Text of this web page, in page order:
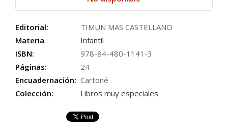
Editorial:
TIMUN MAS CASTELLANO
Materia
Infantil
ISBN:
978-84-480-1141-3
Páginas:
24
Encuadernación: Cartoné
Colección:
Libros muy especiales